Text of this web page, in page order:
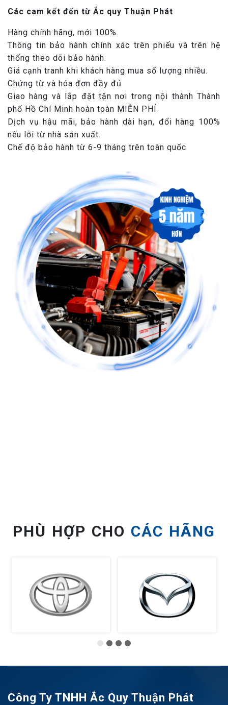
Các cam kết đến từ Ắc quy Thuận Phát
Hàng chính hãng, mới 100%.
Thông tin bảo hành chính xác trên phiếu và trên hệ
thống theo dõi bảo hành.
Giá cạnh tranh khi khách hàng mua số lượng nhiều.
Chứng từ và hóa đơn đầy đủ
Giao hàng và lắp đặt tận nơi trong nội thành Thành
phố Hồ Chí Minh hoàn toàn MIỄN PHÍ
Dịch vụ hậu mãi, bảo hành dài hạn, đổi hàng 100%
nếu lỗi từ nhà sản xuất.
Chế độ bảo hành từ 6-9 tháng trên toàn quốc
PHÙ HỢP CHO CÁC HÃNG
Công Ty TNHH Ắc Quy Thuận Phát